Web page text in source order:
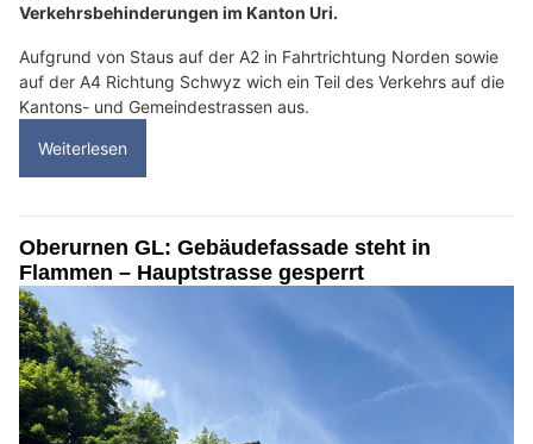
Verkehrsbehinderungen im Kanton Uri.
Aufgrund von Staus auf der A2 in Fahrtrichtung Norden sowie
auf der A4 Richtung Schwyz wich ein Teil des Verkehrs auf die
Kantons- und Gemeindestrassen aus.
Weiterlesen
Oberurnen GL: Gebäudefassade steht in
Flammen – Hauptstrasse gesperrt